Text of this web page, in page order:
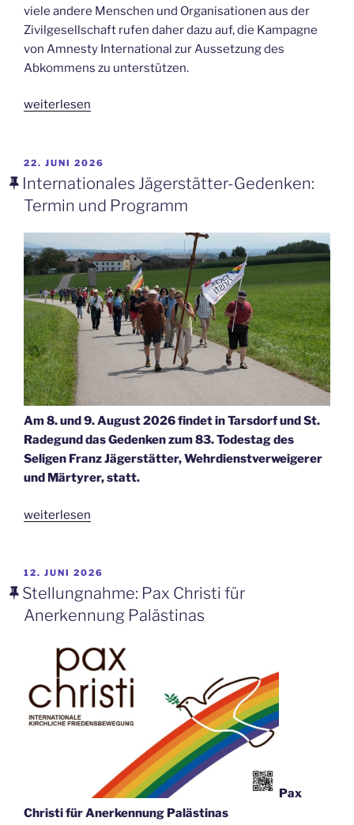
viele andere Menschen und Organisationen aus der
Zivilgesellschaft rufen daher dazu auf, die Kampagne
von Amnesty International zur Aussetzung des
Abkommens zu unterstützen.
„Aussetzung
EU-
Israel“
weiterlesen
VERÖFFENTLICHT
AM
22. JUNI 2026
Internationales Jägerstätter-Gedenken:
Termin und Programm
Am 8. und 9. August 2026 findet in Tarsdorf und St.
Radegund das Gedenken zum 83. Todestag des
Seligen Franz Jägerstätter, Wehrdienstverweigerer
und Märtyrer, statt.
„Internationales
Termin
und
Programm“
weiterlesen
VERÖFFENTLICHT
AM
12. JUNI 2026
Stellungnahme: Pax Christi für
Anerkennung Palästinas
Pax
Christi für Anerkennung Palästinas